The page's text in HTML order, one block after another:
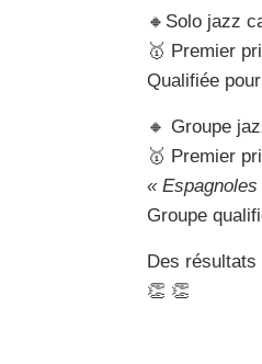
🔸Solo jazz
🥇 Premier
Qualifiée
🔸 Groupe
🥇 Premier
« Espagnoles
Groupe
Des résultats
👏 👏